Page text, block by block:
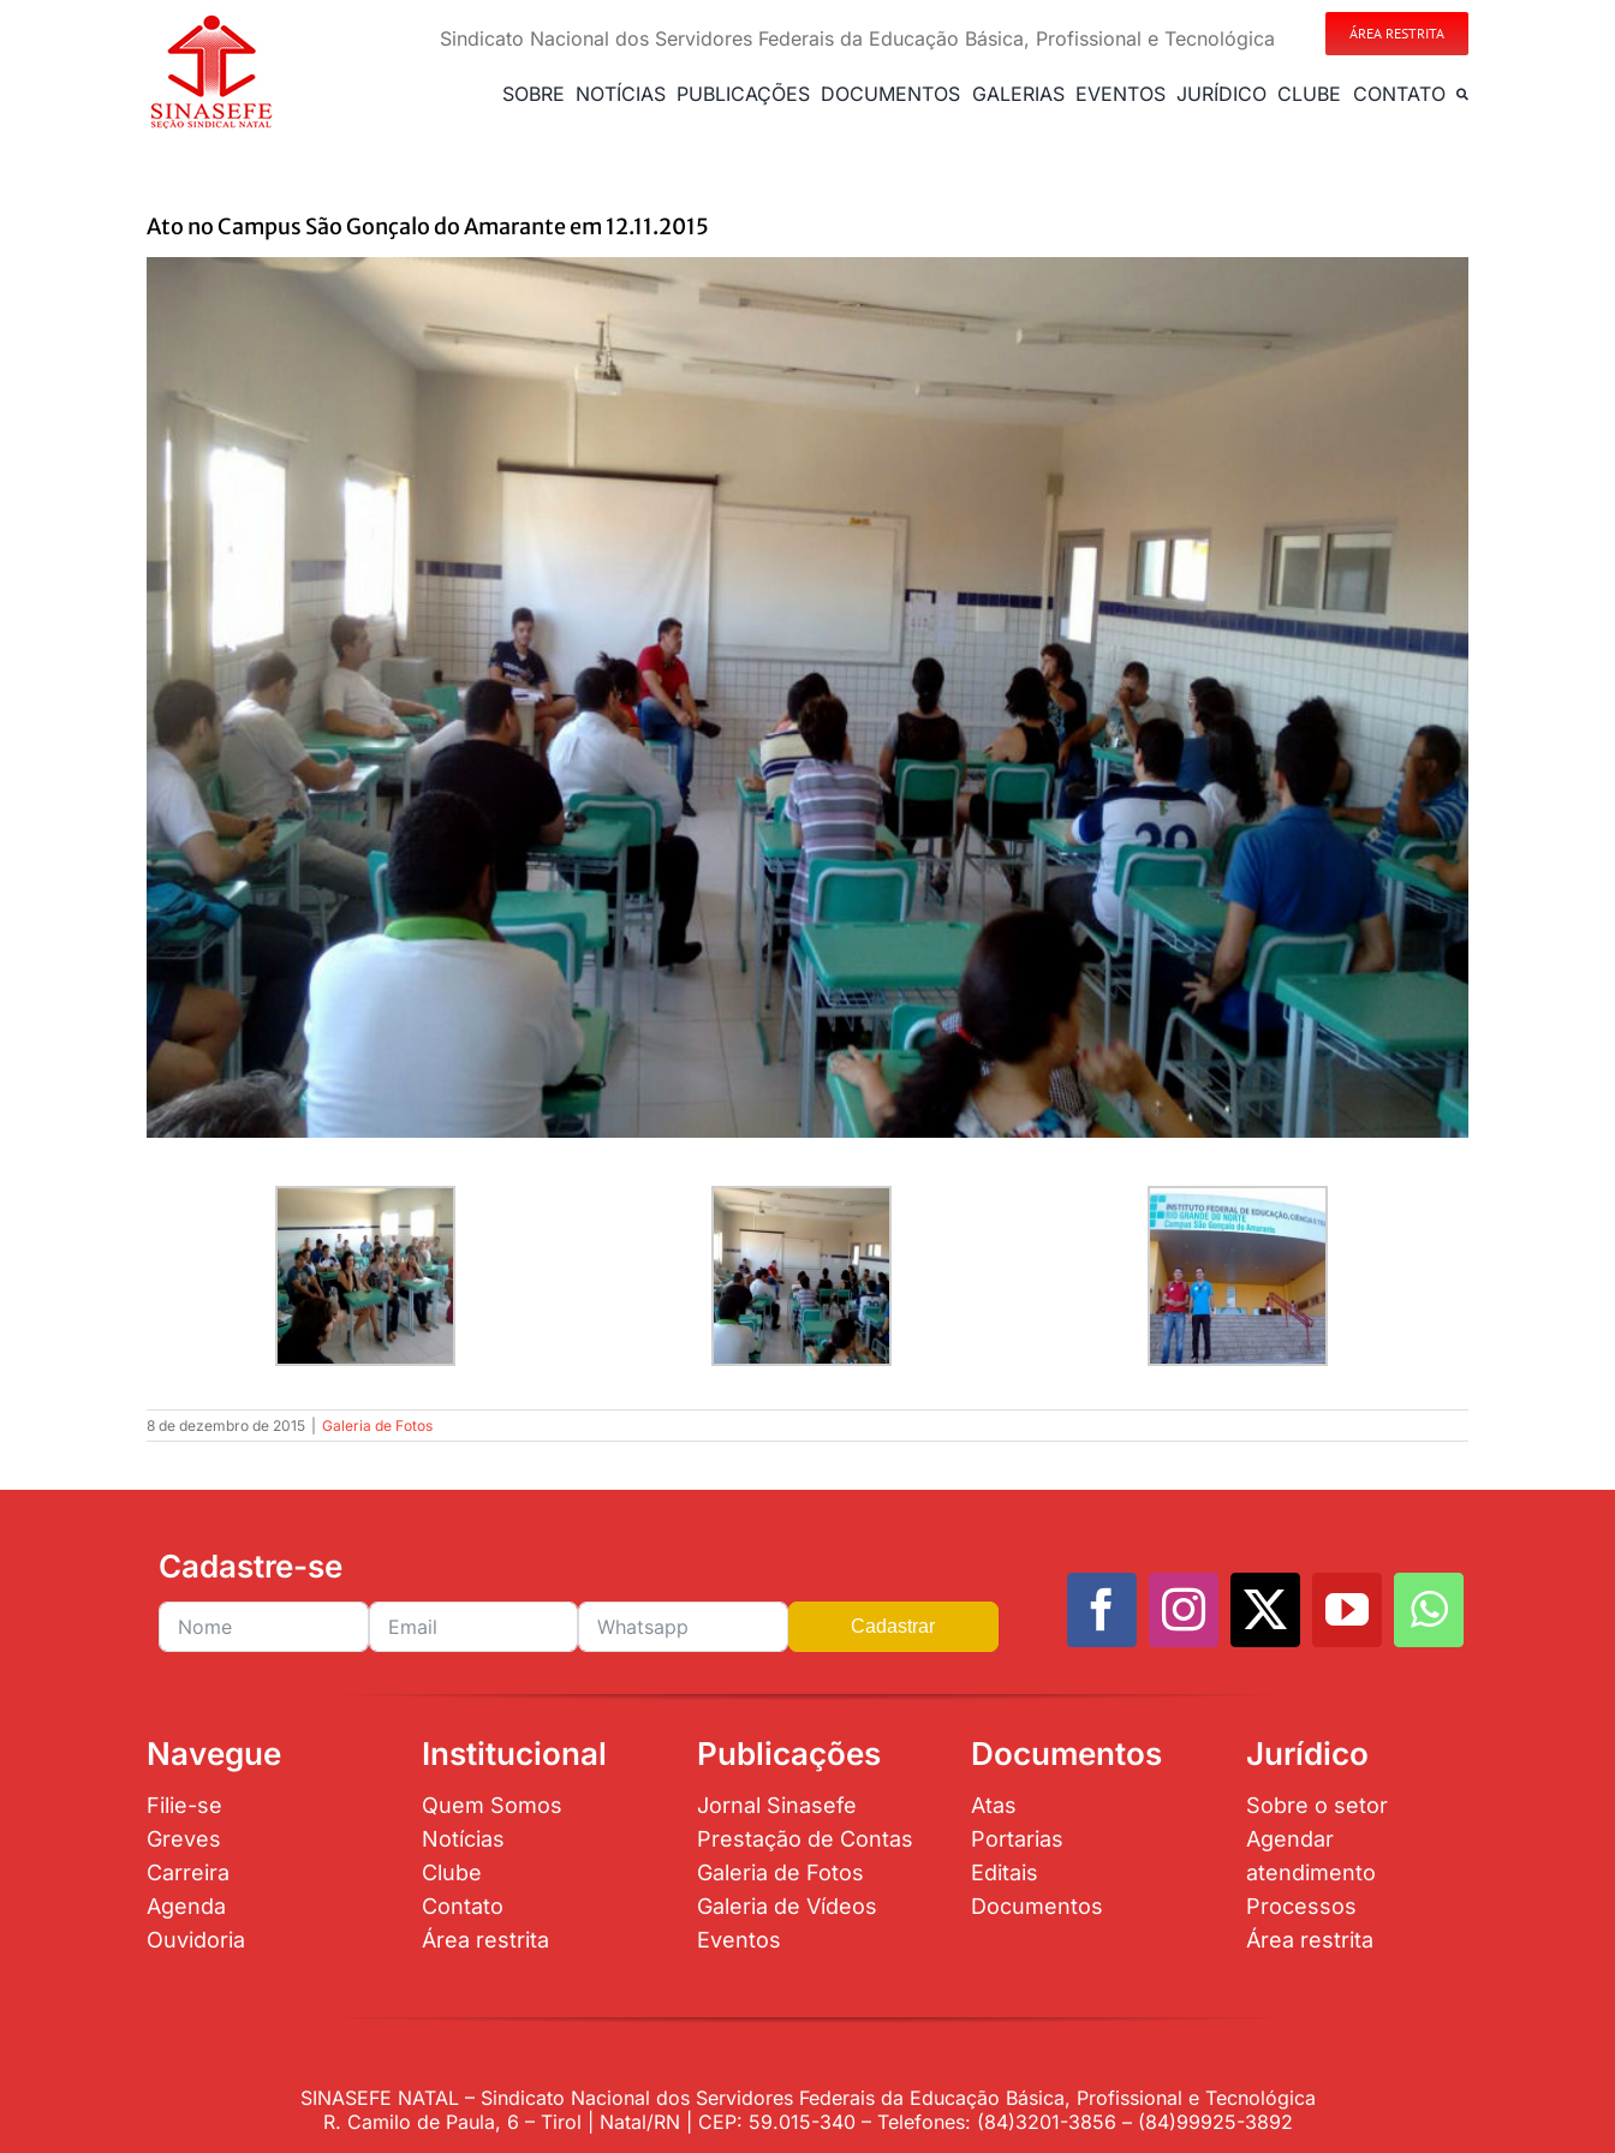
Sindicato Nacional dos Servidores Federais da Educação Básica, Profissional e Tecnológica ÁREA RESTRITA
SOBRE NOTÍCIAS PUBLICAÇÕES DOCUMENTOS GALERIAS EVENTOS JURÍDICO CLUBE CONTATO
Ato no Campus São Gonçalo do Amarante em 12.11.2015
8 de dezembro de 2015 Galeria de Fotos
Cadastre-se
Cadastrar
Navegue
Filie-se
Greves
Carreira
Agenda
Ouvidoria
Institucional
Quem Somos
Notícias
Clube
Contato
Área restrita
Publicações
Jornal Sinasefe
Prestação de Contas
Galeria de Fotos
Galeria de Vídeos
Eventos
Documentos
Atas
Portarias
Editais
Documentos
Jurídico
Sobre o setor
Agendar
atendimento
Processos
Área restrita
SINASEFE NATAL – Sindicato Nacional dos Servidores Federais da Educação Básica, Profissional e Tecnológica
R. Camilo de Paula, 6 – Tirol | Natal/RN | CEP: 59.015-340 – Telefones: (84)3201-3856 – (84)99925-3892